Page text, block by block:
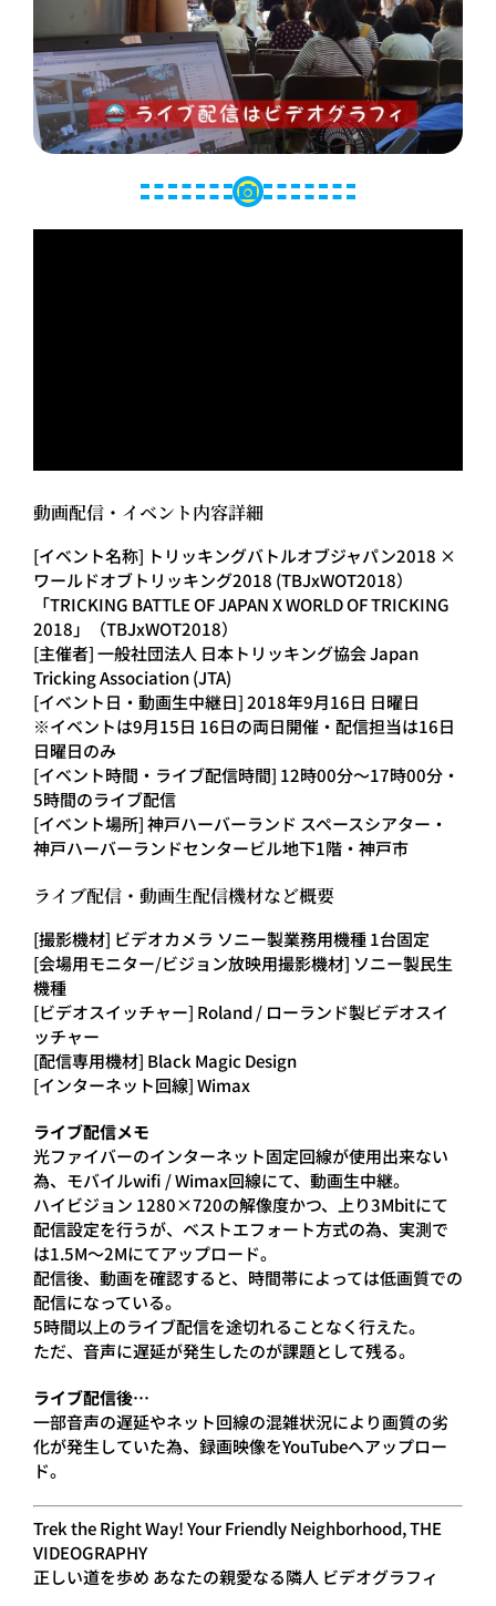
動画配信・イベント内容詳細
[イベント名称] トリッキングバトルオブジャパン2018 ×
ワールドオブトリッキング2018 (TBJxWOT2018）
「TRICKING BATTLE OF JAPAN X WORLD OF TRICKING
2018」（TBJxWOT2018）
[主催者] 一般社団法人 日本トリッキング協会 Japan
Tricking Association (JTA)
[イベント日・動画生中継日] 2018年9月16日 日曜日
※イベントは9月15日 16日の両日開催・配信担当は16日
日曜日のみ
[イベント時間・ライブ配信時間] 12時00分～17時00分・
5時間のライブ配信
[イベント場所] 神戸ハーバーランド スペースシアター・
神戸ハーバーランドセンタービル地下1階・神戸市
ライブ配信・動画生配信機材など概要
[撮影機材] ビデオカメラ ソニー製業務用機種 1台固定
[会場用モニター/ビジョン放映用撮影機材] ソニー製民生
機種
[ビデオスイッチャー] Roland / ローランド製ビデオスイ
ッチャー
[配信専用機材] Black Magic Design
[インターネット回線] Wimax
ライブ配信メモ
光ファイバーのインターネット固定回線が使用出来ない
為、モバイルwifi / Wimax回線にて、動画生中継。
ハイビジョン 1280×720の解像度かつ、上り3Mbitにて
配信設定を行うが、ベストエフォート方式の為、実測で
は1.5M～2Mにてアップロード。
配信後、動画を確認すると、時間帯によっては低画質での
配信になっている。
5時間以上のライブ配信を途切れることなく行えた。
ただ、音声に遅延が発生したのが課題として残る。
ライブ配信後…
一部音声の遅延やネット回線の混雑状況により画質の劣
化が発生していた為、録画映像をYouTubeへアップロー
ド。
Trek the Right Way! Your Friendly Neighborhood, THE
VIDEOGRAPHY
正しい道を歩め あなたの親愛なる隣人 ビデオグラフィ